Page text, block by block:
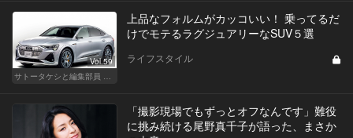
Vol.59
上品なフォルムがカッコいい！ 乗ってるだ
けでモテるラグジュアリーなSUV５選
ライフスタイル
「撮影現場でもずっとオフなんです」難役
に挑み続ける尾野真千子が語った、まさか